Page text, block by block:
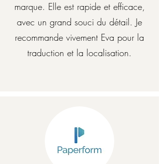
marque. Elle est rapide et efficace,
avec un grand souci du détail. Je
recommande vivement Eva pour la
traduction et la localisation.